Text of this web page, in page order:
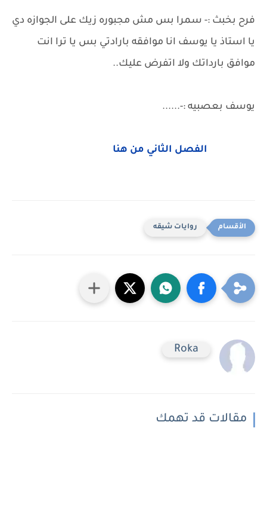
فرح بخبث :- سمرا بس مش مجبوره زيك على الجوازه دي
يا استاذ يا يوسف انا موافقه بارادتي بس يا ترا انت
موافق بارداتك ولا اتفرض عليك..
يوسف بعصبيه :-......
الفصل الثاني من هنا
روايات شيقه
Roka
مقالات قد تهمك